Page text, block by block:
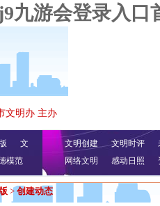
九游会登录入口
文明办 主办
文
视频
模范
文明创建 文明时评
网络文明
感动日照
> 创建动态